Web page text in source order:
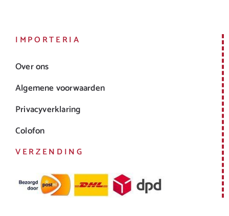
IMPORTERIA
Over ons
Algemene voorwaarden
Privacyverklaring
Colofon
VERZENDING